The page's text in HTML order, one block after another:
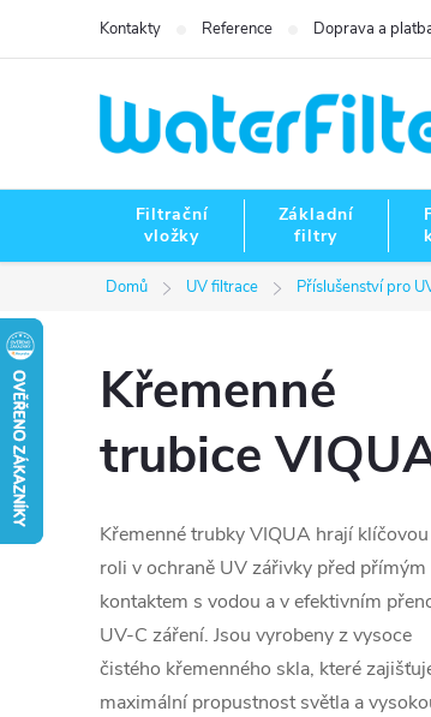
Kontakty Reference Doprava a
Filtrační
vložky
Základní
filtry
Domů UV filtrace Příslušenství pro
Křemenné
trubice
Křemenné trubky VIQUA hrají klíčovou
roli v ochraně UV zářivky před přímým
kontaktem s vodou a v efektivním
UV-C záření. Jsou vyrobeny z vysoce
čistého křemenného skla, které
maximální propustnost světla a